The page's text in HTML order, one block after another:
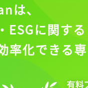
は、
ESGに関する
率化できる